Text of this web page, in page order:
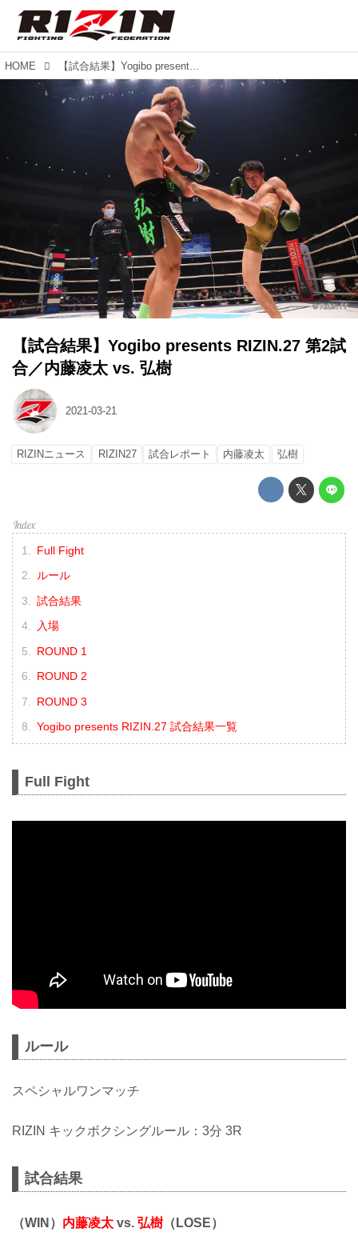
HOME 【試合結果】Yogibo presents RIZIN.27 第2試合／内藤凌太 vs. 弘樹
【試合結果】Yogibo presents RIZIN.27 第2試
合／内藤凌太 vs. 弘樹
2021-03-21
RIZINニュース RIZIN27 試合レポート 内藤凌太 弘樹
Full Fight
ルール
試合結果
入場
ROUND 1
ROUND 2
ROUND 3
Yogibo presents RIZIN.27 試合結果一覧
Full Fight
ルール
スペシャルワンマッチ
RIZIN キックボクシングルール：3分 3R
試合結果
（WIN） 内藤凌太 vs. 弘樹 （LOSE）